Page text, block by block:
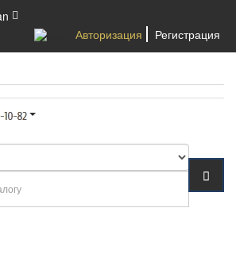
Авторизация
Регистрация